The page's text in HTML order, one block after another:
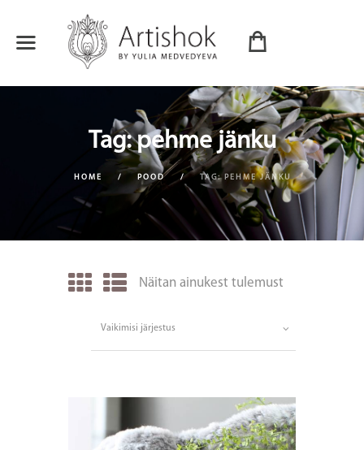
Tag: pehme jänku
HOME POOD TAG: PEHME JÄNKU
Näitan ainukest tulemust